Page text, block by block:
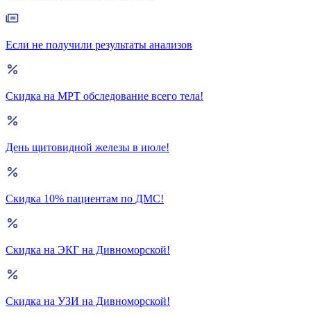
Если не получили результаты анализов
Скидка на МРТ обследование всего тела!
День щитовидной железы в июле!
Скидка 10% пациентам по ДМС!
Скидка на ЭКГ на Дивноморской!
Скидка на УЗИ на Дивноморской!